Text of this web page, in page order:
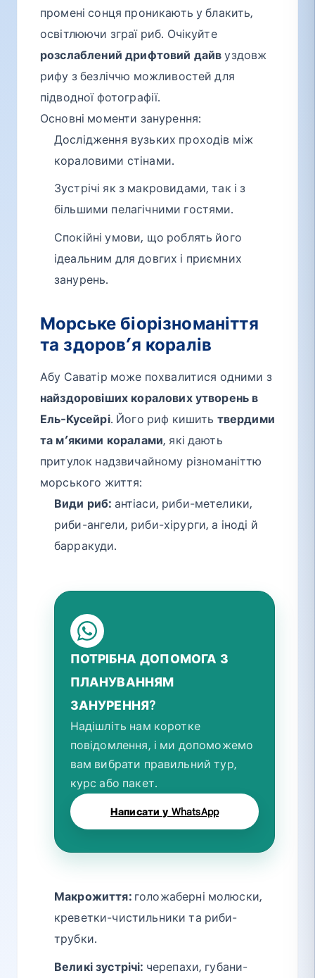
промені сонця проникають у блакить,
освітлюючи зграї риб. Очікуйте
розслаблений дрифтовий дайв уздовж
рифу з безліччю можливостей для
підводної фотографії.
Основні моменти занурення:
Дослідження вузьких проходів між
кораловими стінами.
Зустрічі як з макровидами, так і з
більшими пелагічними гостями.
Спокійні умови, що роблять його
ідеальним для довгих і приємних
занурень.
Морське біорізноманіття
та здоров’я коралів
Абу Саватір може похвалитися одними з
найздоровіших коралових утворень в
Ель-Кусейрі. Його риф кишить твердими
та м’якими коралами, які дають
притулок надзвичайному різноманіттю
морського життя:
Види риб: антіаси, риби-метелики,
риби-ангели, риби-хірурги, а іноді й
барракуди.
ПОТРІБНА ДОПОМОГА З
ПЛАНУВАННЯМ
ЗАНУРЕННЯ?
Надішліть нам коротке
повідомлення, і ми допоможемо
вам вибрати правильний тур,
курс або пакет.
Написати у WhatsApp
Макрожиття:голожаберні молюски,
креветки-чистильники та риби-
трубки.
Великі зустрічі: черепахи, губани-